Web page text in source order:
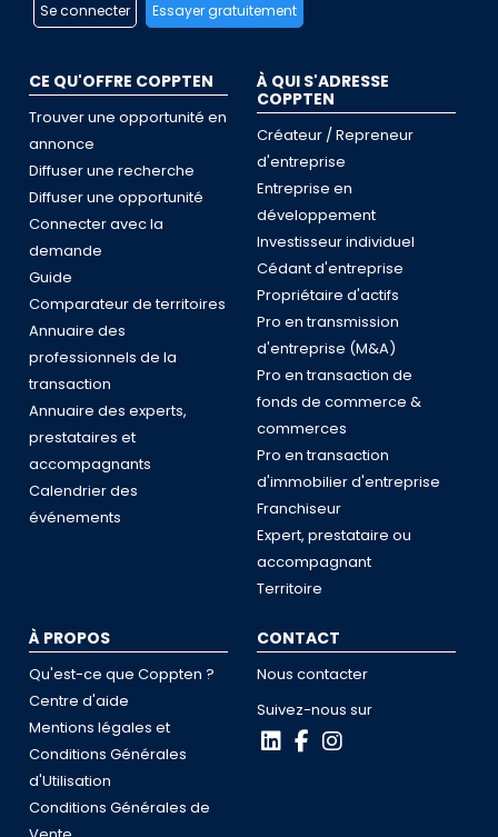
Se connecter Essayer gratuitement
CE QU'OFFRE COPPTEN
Trouver une opportunité en
annonce
Diffuser une recherche
Diffuser une opportunité
Connecter avec la
demande
Guide
Comparateur de territoires
Annuaire des
professionnels de la
transaction
Annuaire des experts,
prestataires et
accompagnants
Calendrier des
événements
À QUI S'ADRESSE
COPPTEN
Créateur / Repreneur
d'entreprise
Entreprise en
développement
Investisseur individuel
Cédant d'entreprise
Propriétaire d'actifs
Pro en transmission
d'entreprise (M&A)
Pro en transaction de
fonds de commerce &
commerces
Pro en transaction
d'immobilier d'entreprise
Franchiseur
Expert, prestataire ou
accompagnant
Territoire
À PROPOS
Qu'est-ce que Coppten ?
Centre d'aide
Mentions légales et
Conditions Générales
d'Utilisation
Conditions Générales de
CONTACT
Nous contacter
Suivez-nous sur